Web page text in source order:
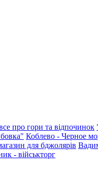
про гори та відпочинок
Коблево - Черное
для бджолярів
- військторг